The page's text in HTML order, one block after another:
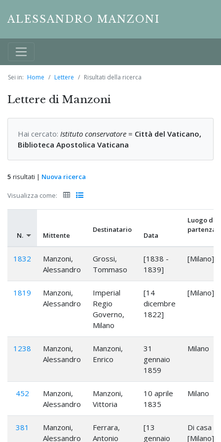
ALESSANDRO MANZONI
Sei in: Home Lettere Risultati della ricerca
Lettere di Manzoni
Hai cercato: Istituto conservatore = Città del Vaticano,
Biblioteca Apostolica Vaticana
5 risultati | Nuova ricerca
Visualizza come:
N. Mittente
Destinatario
Data
Luogo di
partenza
1832
Manzoni,
Alessandro
Grossi,
Tommaso
[1838 -
1839]
[Milano]
1819
Manzoni,
Alessandro
Imperial
Regio
Governo,
Milano
[14
dicembre
1822]
[Milano]
1238
Manzoni,
Alessandro
Manzoni,
Enrico
31
gennaio
1859
Milano
452
Manzoni,
Alessandro
Manzoni,
Vittoria
10 aprile
1835
Milano
381
Manzoni,
Alessandro
Ferrara,
Antonio
[13
gennaio
Di casa
[Milano]